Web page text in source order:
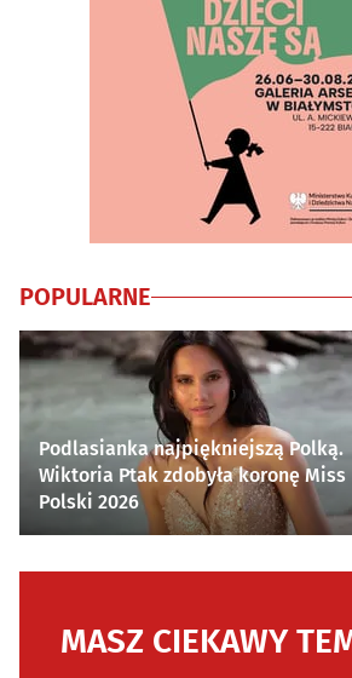
POPULARNE
Podlasianka najpiękniejszą Polką.
Wiktoria Ptak zdobyła koronę Miss
Polski 2026
MASZ CIEKAWY